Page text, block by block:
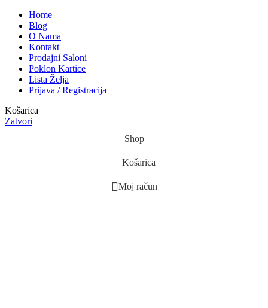
Home
Blog
O Nama
Kontakt
Prodajni Saloni
Poklon Kartice
Lista Želja
Prijava / Registracija
Košarica
Zatvori
Shop
Košarica
Moj račun